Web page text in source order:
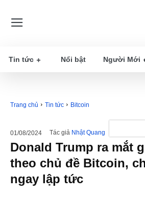
Tin tức Nổi bật Người Mới
Trang chủ Tin tức Bitcoin
01/08/2024 Tác giả Nhật Quang
Donald Trump ra mắt
theo chủ đề Bitcoin,
ngay lập tức